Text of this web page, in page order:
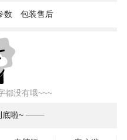
数 包装售后
都没有哦~~~
底啦~